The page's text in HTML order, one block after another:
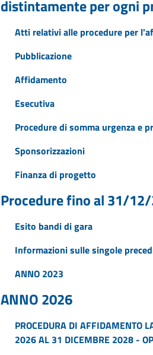
distintamente per ogni
Atti relativi alle procedure per
Pubblicazione
Affidamento
Esecutiva
Procedure di somma urgenza e
Sponsorizzazioni
Finanza di progetto
Procedure fino al 31/
Esito bandi di gara
Informazioni sulle singole
ANNO 2023
ANNO 2026
PROCEDURA DI AFFIDAMENTO
2026 AL 31 DICEMBRE 2028 -